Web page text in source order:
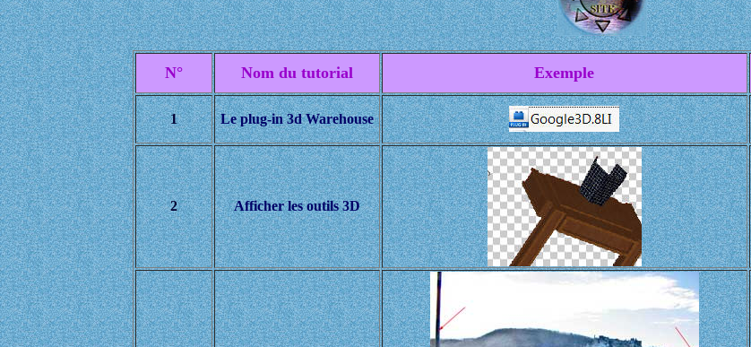
N° Nom du tutorial Exemple
1 Le plug-in 3d Warehouse
2 Afficher les outils 3D